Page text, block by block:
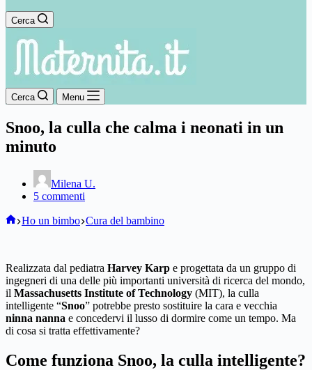
Cerca
Cerca Menu
Snoo, la culla che calma i neonati in un
minuto
Milena U.
5 commenti
Home
Ho un bimbo Cura del bambino
Realizzata dal pediatra Harvey Karp e progettata da un gruppo di
ingegneri di una delle più importanti università di ricerca del mondo,
il Massachusetts Institute of Technology (MIT), la culla
intelligente “Snoo” potrebbe presto sostituire la cara e vecchia
ninna nanna e concedervi il lusso di dormire come un tempo. Ma
di cosa si tratta effettivamente?
Come funziona Snoo, la culla intelligente?